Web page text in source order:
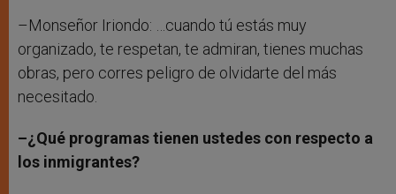
–Monseñor Iriondo: …cuando tú estás muy
organizado, te respetan, te admiran, tienes muchas
obras, pero corres peligro de olvidarte del más
necesitado.
–¿Qué programas tienen ustedes con respecto a
los inmigrantes?